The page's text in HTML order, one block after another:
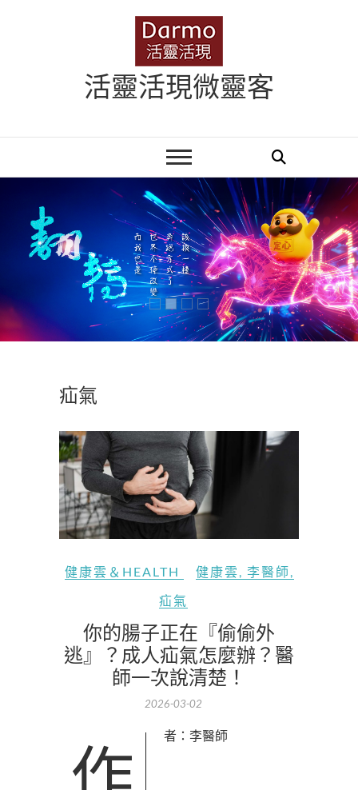
活靈活現微靈客
疝氣
健康雲＆HEALTH 健康雲 李醫師
疝氣
你的腸子正在『偷偷外
逃』？成人疝氣怎麼辦？醫
師一次說清楚！
2026-03-02
作者：李醫師